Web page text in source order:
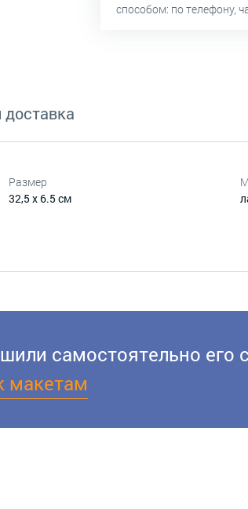
способом: по телефону,
доставка
Размер
32,5 x 6.5 см
самостоятельно его
макетам